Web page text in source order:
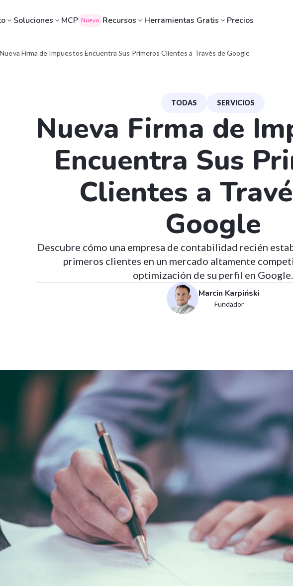
Soluciones MCP Nuevo Recursos Herramientas Gratis Precios
Nueva Firma de Impuestos Encuentra Sus Primeros Clientes a Través de Google
TODAS SERVICIOS
Nueva Firma de
Encuentra Sus
Clientes a
Google
Descubre cómo una empresa de contabilidad recién
primeros clientes en un mercado altamente
optimización de su perfil en Google.
Marcin Karpiński
Fundador